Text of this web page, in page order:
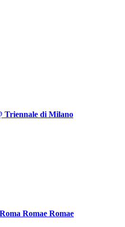
Triennale di Milano
Romae Romae